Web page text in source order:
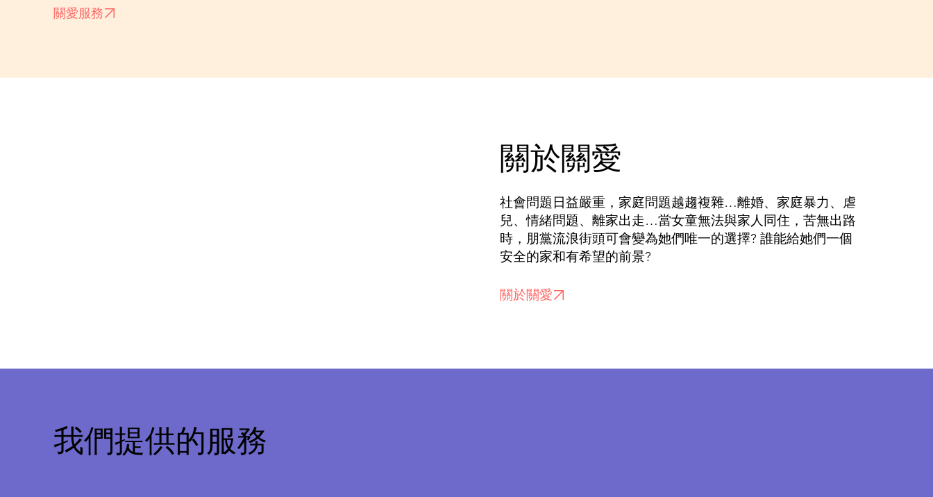
關愛服務
我們提供的服務
關於關愛
社會問題日益嚴重，家庭問題越趨複雜…離婚、家庭暴力、虐
兒、情緒問題、離家出走…當女童無法與家人同住，苦無出路
時，朋黨流浪街頭可會變為她們唯一的選擇? 誰能給她們一個
安全的家和有希望的前景?
關於關愛